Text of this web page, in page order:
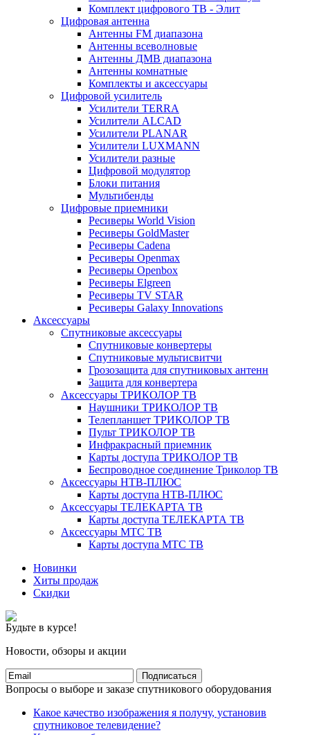
Комплект цифрового ТВ - Элит
Цифровая антенна
Антенны FM диапазона
Антенны всеволновые
Антенны ДМВ диапазона
Антенны комнатные
Комплекты и аксессуары
Цифровой усилитель
Усилители TERRA
Усилители ALCAD
Усилители PLANAR
Усилители LUXMANN
Усилители разные
Цифровой модулятор
Блоки питания
Мультибенды
Цифровые приемники
Ресиверы World Vision
Ресиверы GoldMaster
Ресиверы Cadena
Ресиверы Openmax
Ресиверы Openbox
Ресиверы Elgreen
Ресиверы TV STAR
Ресиверы Galaxy Innovations
Аксессуары
Спутниковые аксессуары
Спутниковые конвертеры
Спутниковые мультисвитчи
Грозозащита для спутниковых антенн
Защита для конвертера
Аксессуары ТРИКОЛОР ТВ
Наушники ТРИКОЛОР ТВ
Телепланшет ТРИКОЛОР ТВ
Пульт ТРИКОЛОР ТВ
Инфракрасный приемник
Карты доступа ТРИКОЛОР ТВ
Беспроводное соединение Триколор ТВ
Аксессуары НТВ-ПЛЮС
Карты доступа НТВ-ПЛЮС
Аксессуары ТЕЛЕКАРТА ТВ
Карты доступа ТЕЛЕКАРТА ТВ
Аксессуары МТС ТВ
Карты доступа МТС ТВ
Новинки
Хиты продаж
Скидки
Будьте в курсе!
Новости, обзоры и акции
Подписаться
Вопросы о выборе и заказе спутникового оборудования
Какое качество изображения я получу, установив
спутниковое телевидение?